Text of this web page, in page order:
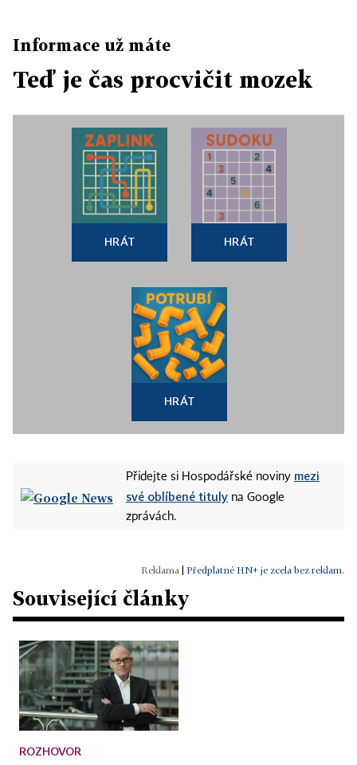
Informace už máte
Teď je čas procvičit mozek
HRÁT HRÁT
HRÁT
Přidejte si Hospodářské noviny mezi
své oblíbené tituly na Google
zprávách.
Předplatné HN+ je zcela bez reklam.
Související články
ROZHOVOR